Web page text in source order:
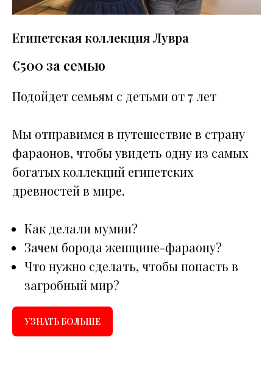
Египетская коллекция Лувра
€500 за семью
Подойдет семьям с детьми от 7 лет
Мы отправимся в путешествие в страну
фараонов, чтобы увидеть одну из самых
богатых коллекций египетских
древностей в мире.
Как делали мумии?
Зачем борода женщине-фараону?
Что нужно сделать, чтобы попасть в
загробный мир?
УЗНАТЬ БОЛЬШЕ